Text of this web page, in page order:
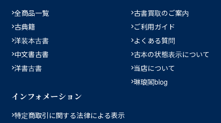
全商品一覧
古典籍
洋装本古書
中文書古書
洋書古書
古書買取のご案内
ご利用ガイド
よくある質問
古本の状態表示について
当店について
琳琅閣blog
インフォメーション
特定商取引に関する法律による表示